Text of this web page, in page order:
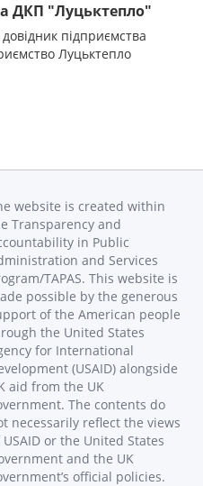
ДКП "Луцьктепло"
підприємства
Луцьктепло
website is created within
Transparency and
in Public
and Services
TAPAS. This website is
possible by the generous
of the American people
the United States
for International
(USAID) alongside
aid from the UK
The contents do
necessarily reflect the views
USAID or the United States
and the UK
official policies.